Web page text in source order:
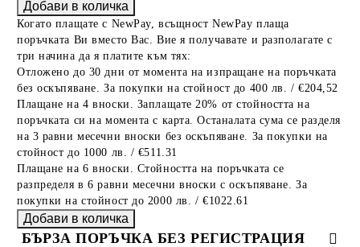
Когато плащате с NewPay, всъщност NewPay плаща
поръчката Ви вместо Вас. Вие я получавате и разполагате с
три начина да я платите към тях:
Отложено до 30 дни от момента на изпращане на поръчката
без оскъпяване. За покупки на стойност до 400 лв. / €204,52
Плащане на 4 вноски. Заплащате 20% от стойността на
поръчката си на момента с карта. Останалата сума се разделя
на 3 равни месечни вноски без оскъпяване. За покупки на
стойност до 1000 лв. / €511.31
Плащане на 6 вноски. Стойността на поръчката се
разпределя в 6 равни месечни вноски с оскъпяване. За
покупки на стойност до 2000 лв. / €1022.61
БЪРЗА ПОРЪЧКА БЕЗ РЕГИСТРАЦИЯ